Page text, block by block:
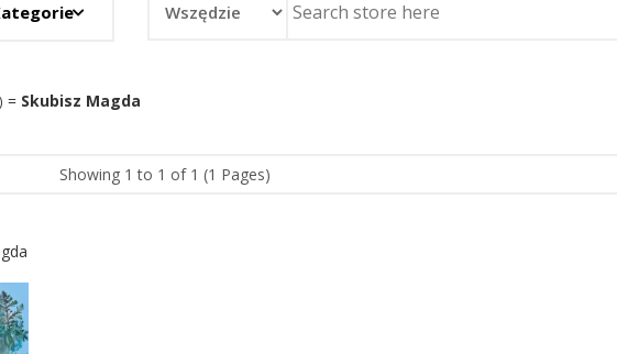
= Skubisz Magda
Showing 1 to 1 of 1 (1 Pages)